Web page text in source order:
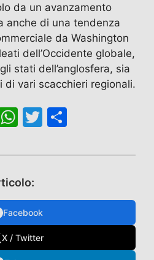
da un avanzamento
anche di una tendenza
da Washington
dell’Occidente globale,
stati dell’anglosfera, sia
di vari scacchieri regionali.
W
at
s
A
p
p
T
itt n
vi
Facebook
X / Twitter